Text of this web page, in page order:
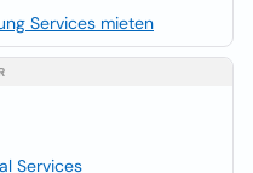
Services mieten
Services